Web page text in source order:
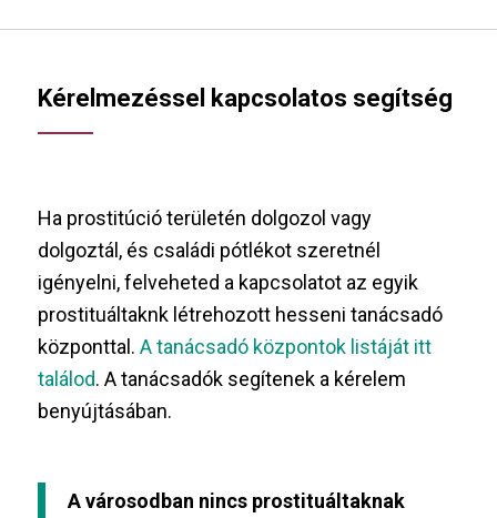
Kérelmezéssel kapcsolatos segítség
Ha prostitúció területén dolgozol vagy
dolgoztál, és családi pótlékot szeretnél
igényelni, felveheted a kapcsolatot az egyik
prostituáltaknk létrehozott hesseni tanácsadó
központtal. A tanácsadó központok listáját itt
találod. A tanácsadók segítenek a kérelem
benyújtásában.
A városodban nincs prostituáltaknak